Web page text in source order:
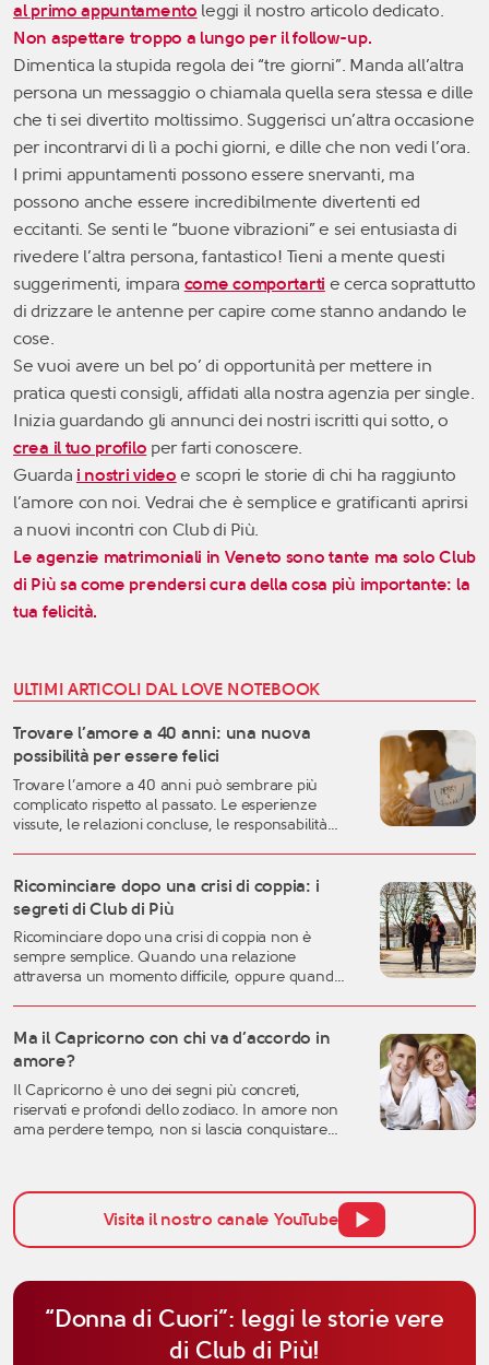
al primo appuntamento leggi il nostro articolo dedicato.
Non aspettare troppo a lungo per il follow-up.
Dimentica la stupida regola dei “tre giorni”. Manda all’altra
persona un messaggio o chiamala quella sera stessa e dille
che ti sei divertito moltissimo. Suggerisci un’altra occasione
per incontrarvi di lì a pochi giorni, e dille che non vedi l’ora.
I primi appuntamenti possono essere snervanti, ma
possono anche essere incredibilmente divertenti ed
eccitanti. Se senti le “buone vibrazioni” e sei entusiasta di
rivedere l’altra persona, fantastico! Tieni a mente questi
suggerimenti, impara come comportarti e cerca soprattutto
di drizzare le antenne per capire come stanno andando le
cose.
Se vuoi avere un bel po’ di opportunità per mettere in
pratica questi consigli, affidati alla nostra agenzia per single.
Inizia guardando gli annunci dei nostri iscritti qui sotto, o
crea il tuo profilo per farti conoscere.
Guarda i nostri video e scopri le storie di chi ha raggiunto
l’amore con noi. Vedrai che è semplice e gratificanti aprirsi
a nuovi incontri con Club di Più.
Le agenzie matrimoniali in Veneto sono tante ma solo Club
di Più sa come prendersi cura della cosa più importante: la
tua felicità.
ULTIMI ARTICOLI DAL LOVE NOTEBOOK
Trovare l’amore a 40 anni: una nuova
possibilità per essere felici
Trovare l’amore a 40 anni può sembrare più
complicato rispetto al passato. Le esperienze
vissute, le relazioni concluse, le responsabilità
fase della vita può rappresentare uno dei
momenti migliori per costruire una relazione
autentica, consapevole e duratura. A
quarant’anni si possiedono generalmente una
[…]
Ricominciare dopo una crisi di coppia: i
segreti di Club di Più
Ricominciare dopo una crisi di coppia non è
sempre semplice. Quando una relazione
attraversa un momento difficile, oppure quando
crisi sentimentale può mettere in discussione
molte certezze: l’idea che avevamo dell’amore, la
percezione […]
Ma il Capricorno con chi va d’accordo in
amore?
Il Capricorno è uno dei segni più concreti,
riservati e profondi dello zodiaco. In amore non
ama perdere tempo, non si lascia conquistare
quando si parla di affinità del Capricorno in
amore, non bisogna pensare solo all’attrazione
iniziale, ma anche alla […]Visita il nostro canale YouTube
“Donna di Cuori”: leggi le storie vere
di Club di Più!